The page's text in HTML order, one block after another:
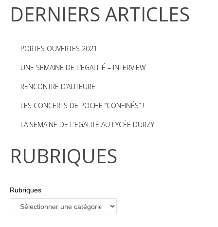
DERNIERS ARTICLES
PORTES OUVERTES 2021
UNE SEMAINE DE L’EGALITÉ – INTERVIEW
RENCONTRE D’AUTEURE
LES CONCERTS DE POCHE “CONFINÉS” !
LA SEMAINE DE L’EGALITÉ AU LYCÉE DURZY
RUBRIQUES
Rubriques